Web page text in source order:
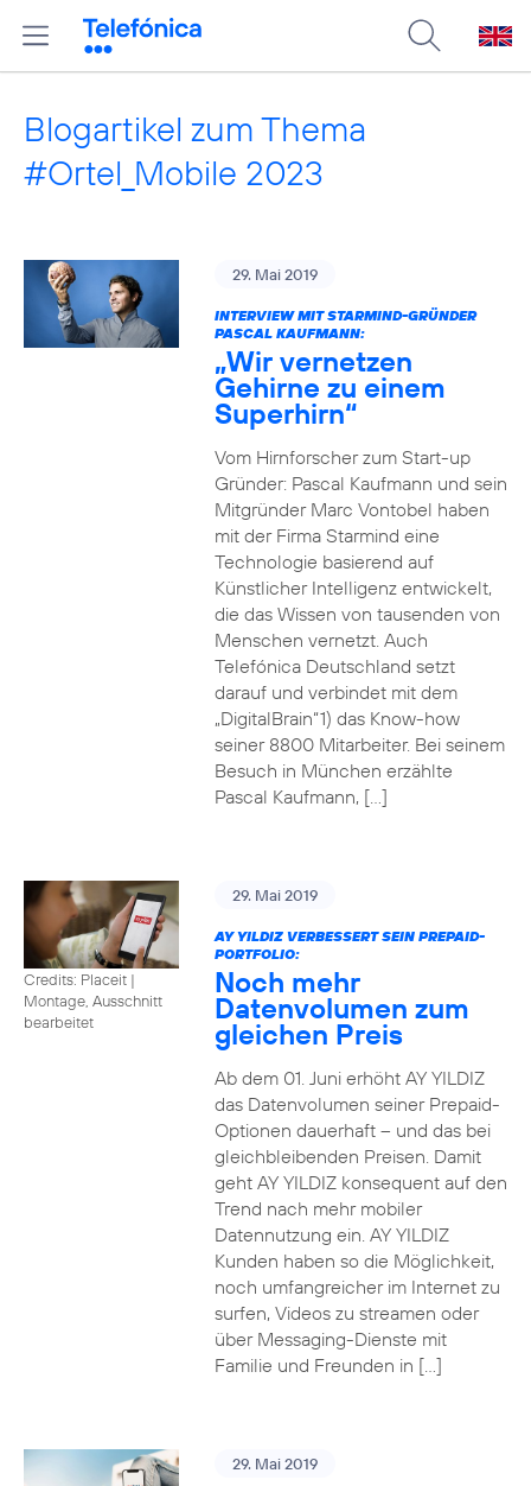
Blogartikel zum Thema
#Ortel_Mobile 2023
29. Mai 2019
INTERVIEW MIT STARMIND-GRÜNDER
PASCAL KAUFMANN:
„Wir vernetzen
Gehirne zu einem
Superhirn“
Vom Hirnforscher zum Start-up
Gründer: Pascal Kaufmann und sein
Mitgründer Marc Vontobel haben
mit der Firma Starmind eine
Technologie basierend auf
Künstlicher Intelligenz entwickelt,
die das Wissen von tausenden von
Menschen vernetzt. Auch
Telefónica Deutschland setzt
darauf und verbindet mit dem
„DigitalBrain“1) das Know-how
seiner 8800 Mitarbeiter. Bei seinem
Besuch in München erzählte
Pascal Kaufmann, […]
Credits: Placeit |
Montage, Ausschnitt
bearbeitet
29. Mai 2019
AY YILDIZ VERBESSERT SEIN PREPAID-
PORTFOLIO:
Noch mehr
Datenvolumen zum
gleichen Preis
Ab dem 01. Juni erhöht AY YILDIZ
das Datenvolumen seiner Prepaid-
Optionen dauerhaft – und das bei
gleichbleibenden Preisen. Damit
geht AY YILDIZ konsequent auf den
Trend nach mehr mobiler
Datennutzung ein. AY YILDIZ
Kunden haben so die Möglichkeit,
noch umfangreicher im Internet zu
surfen, Videos zu streamen oder
über Messaging-Dienste mit
Familie und Freunden in […]
29. Mai 2019